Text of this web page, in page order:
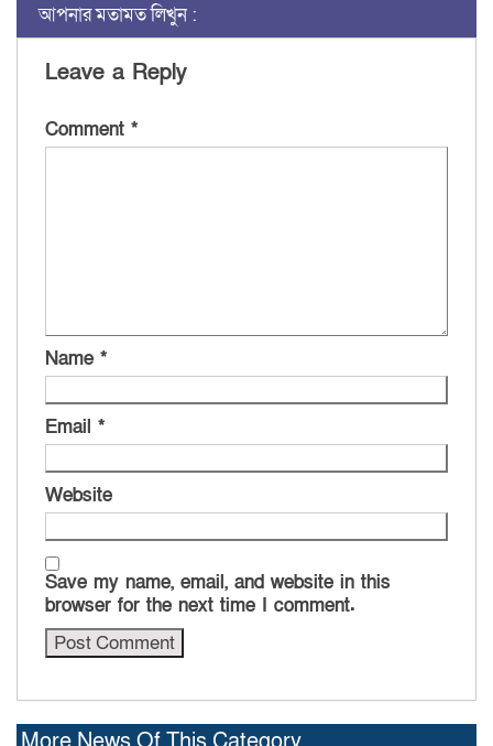
আপনার মতামত লিখুন :
Leave a Reply
Comment *
Name *
Email *
Website
Save my name, email, and website in this
browser for the next time I comment.